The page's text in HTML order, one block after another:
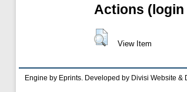
Actions (login
View Item
Engine by Eprints. Developed by Divisi Website &